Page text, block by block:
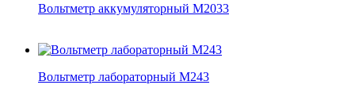
Вольтметр аккумуляторный М2033
Вольтметр лабораторный М243